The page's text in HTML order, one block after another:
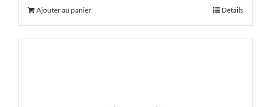
Ajouter au panier Détails